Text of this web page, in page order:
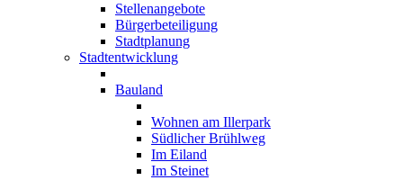
Stellenangebote
Bürgerbeteiligung
Stadtplanung
Stadtentwicklung
Bauland
Wohnen am Illerpark
Südlicher Brühlweg
Im Eiland
Im Steinet